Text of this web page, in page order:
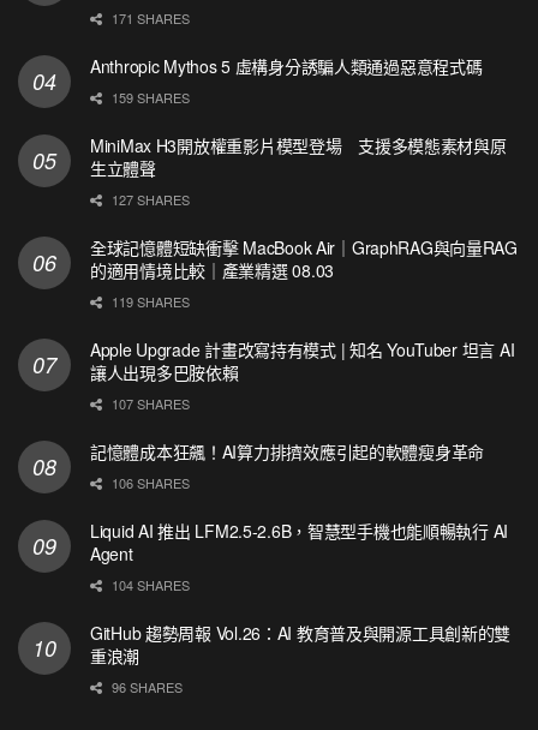
171 SHARES
Anthropic Mythos 5 虛構身分誘騙人類通過惡意程式碼
159 SHARES
MiniMax H3開放權重影片模型登場 支援多模態素材與原
生立體聲
127 SHARES
全球記憶體短缺衝擊 MacBook Air｜GraphRAG與向量RAG
的適用情境比較｜產業精選 08.03
119 SHARES
Apple Upgrade 計畫改寫持有模式 | 知名 YouTuber 坦言 AI
讓人出現多巴胺依賴
107 SHARES
記憶體成本狂飆！AI算力排擠效應引起的軟體瘦身革命
106 SHARES
Liquid AI 推出 LFM2.5-2.6B，智慧型手機也能順暢執行 AI
Agent
104 SHARES
GitHub 趨勢周報 Vol.26：AI 教育普及與開源工具創新的雙
重浪潮
96 SHARES